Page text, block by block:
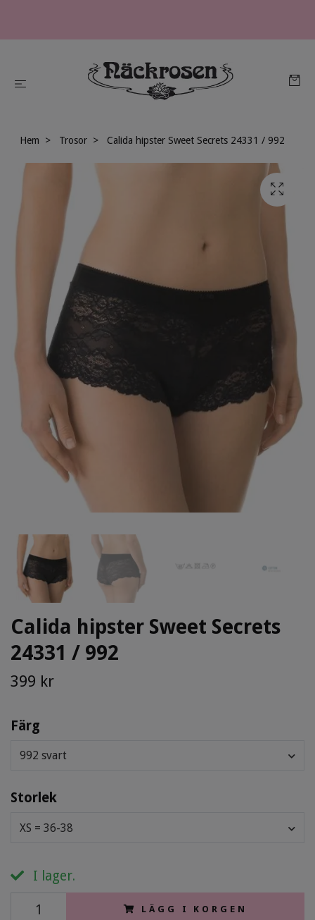
Hem Trosor Calida hipster Sweet Secrets 24331 / 992
Calida hipster Sweet Secrets
24331 / 992
399 kr
Färg
992 svart
Storlek
XS = 36-38
I lager.
LÄGG I KORGEN